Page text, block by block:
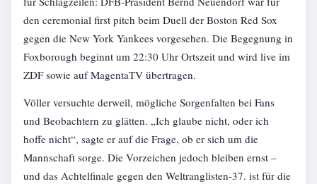
den ceremonial first pitch beim Duell der Boston Red Sox
gegen die New York Yankees vorgesehen. Die Begegnung in
Foxborough beginnt um 22:30 Uhr Ortszeit und wird live im
ZDF sowie auf MagentaTV übertragen.
Völler versuchte derweil, mögliche Sorgenfalten bei Fans
und Beobachtern zu glätten. „Ich glaube nicht, oder ich
hoffe nicht“, sagte er auf die Frage, ob er sich um die
Mannschaft sorge. Die Vorzeichen jedoch bleiben ernst –
und das Achtelfinale gegen den Weltranglisten-37. ist für die